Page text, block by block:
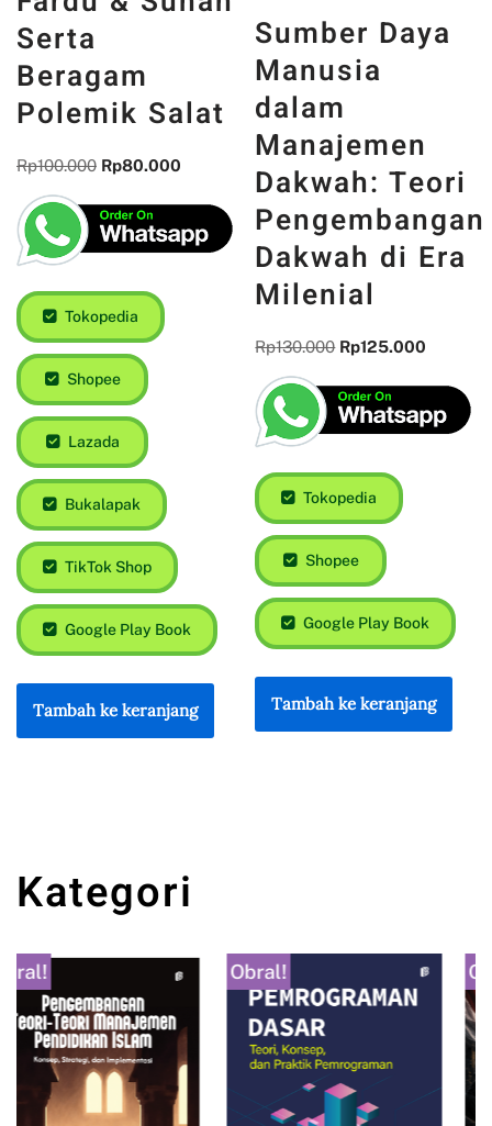
Salat Ilmiah
Intisari Salat
Fardu & Sunah
Serta
Beragam
Polemik Salat
Rp100.000
Tokopedia
Shopee
Lazada
Bukalapak
Google Play Book
Sumber Daya
Manusia
dalam
Manajemen
Dakwah: Teori
Pengembangan
Dakwah di Era
Milenial
Rp130.000 Rp125.000
Tokopedia
Shopee
Google Play Book
Tambah ke keranjang
Kategori
Obral! Obral!